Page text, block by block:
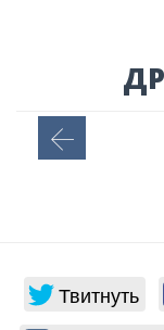
Твитнуть